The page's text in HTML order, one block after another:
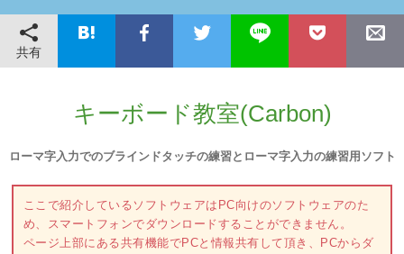
共有
キーボード教室(Carbon)
ローマ字入力でのブラインドタッチの練習とローマ字入力の練習用ソフト
ここで紹介しているソフトウェアはPC向けのソフトウェアのた
め、スマートフォンでダウンロードすることができません。
ページ上部にある共有機能でPCと情報共有して頂き、PCからダ